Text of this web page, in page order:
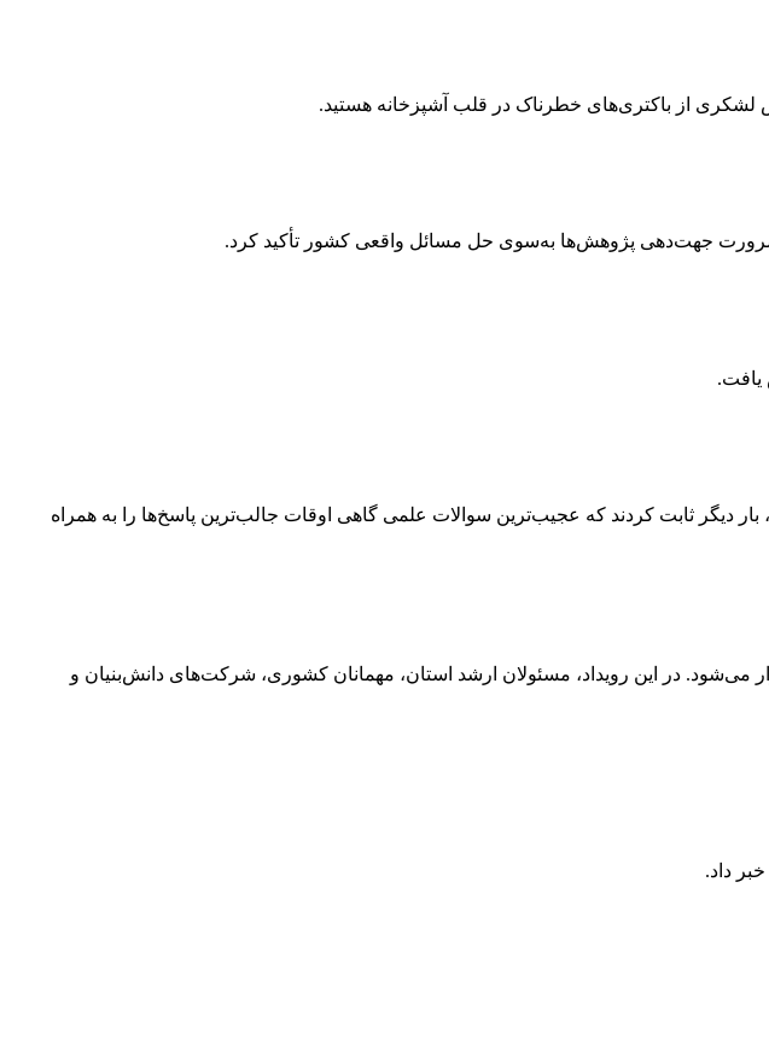
از باکتری‌های خطرناک در قلب آشپزخانه هستید.
ضرورت جهت‌دهی پژوهش‌ها به‌سوی حل مسائل واقعی کشور تأکید کرد.
یافت.
به پیتزا، بار دیگر ثابت کردند که عجیب‌ترین سوالات علمی گاهی اوقات جالب‌ترین پاسخ‌ها را به همراه
می‌شود. در این رویداد، مسئولان ارشد استان، مهمانان کشوری، شرکت‌های دانش‌بنیان و
داد.